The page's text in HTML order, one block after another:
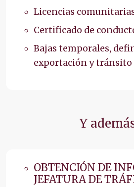
Licencias
Certificado de
Bajas temporales,
exportación y
Y
OBTENCIÓN DE
JEFATURA DE